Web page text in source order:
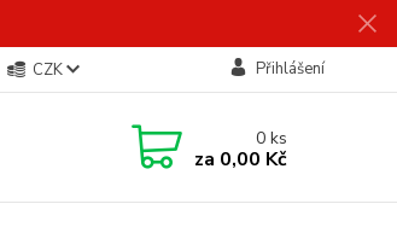
CZK Přihlášení
0ks
za 0,00 Kč